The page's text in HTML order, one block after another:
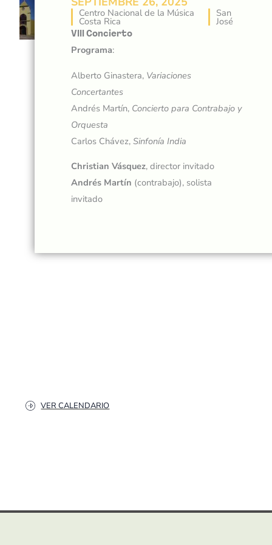
Centro Nacional de la Música
Costa Rica
San
José
VIII Concierto
Programa:
Alberto Ginastera, Variaciones
Concertantes
Andrés Martín, Concierto para Contrabajo y
Orquesta
Carlos Chávez,Sinfonía India
Christian Vásquez, director invitado
Andrés Martín (contrabajo), solista
invitado
VER CALENDARIO